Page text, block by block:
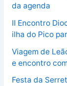
da agenda
II Encontro
ilha do Pico
Viagem de
e encontro
Festa da